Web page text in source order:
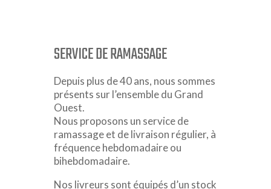
SERVICE DE RAMASSAGE
Depuis plus de 40 ans, nous sommes
présents sur l’ensemble du Grand
Ouest.
Nous proposons un service de
ramassage et de livraison régulier, à
fréquence hebdomadaire ou
bihebdomadaire.
Nos livreurs sont équipés d’un stock